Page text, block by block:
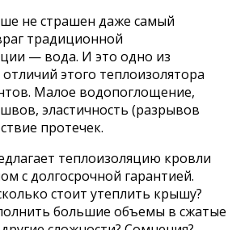
не страшен даже самый
традиционной
— вода. И это одно из
этого теплоизолятора
Малое водопоглощение,
эластичность (разрывов
протечек.
теплоизоляцию кровли
с долгосрочной гарантией.
стоит утеплить крышу?
большие объемы в сжатые